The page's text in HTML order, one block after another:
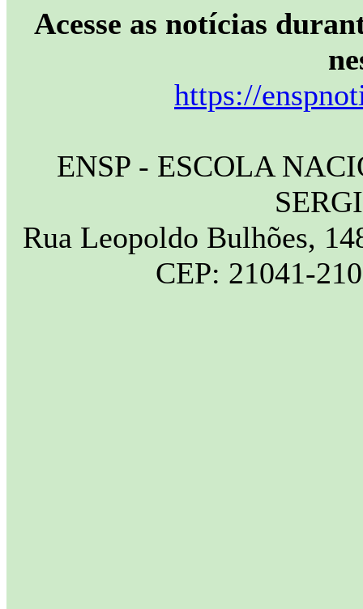
Acesse as notícias
https://
ENSP - ESCOLA
Rua Leopoldo Bulhões,
CEP: 21041-